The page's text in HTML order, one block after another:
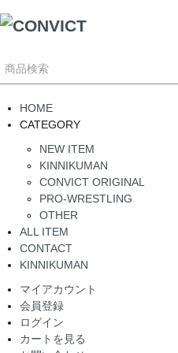
HOME
CATEGORY
NEW ITEM
KINNIKUMAN
CONVICT ORIGINAL
PRO-WRESTLING
OTHER
ALL ITEM
CONTACT
KINNIKUMAN
マイアカウント
会員登録
ログイン
カートを見る